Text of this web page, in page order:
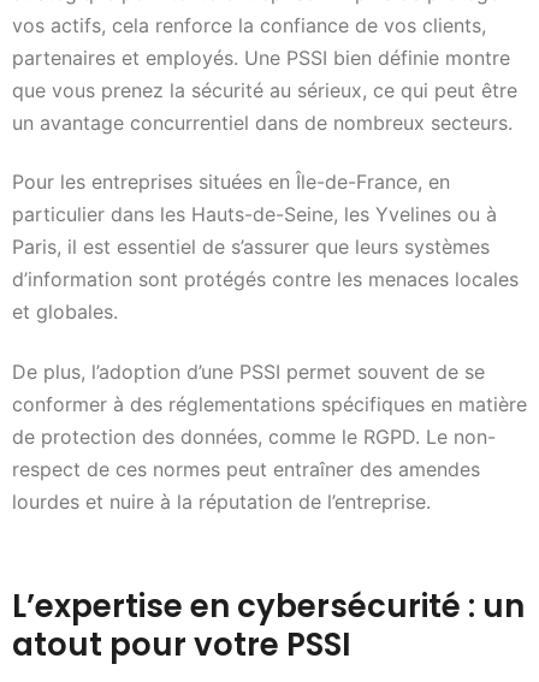
vos actifs, cela renforce la confiance de vos clients,
partenaires et employés. Une PSSI bien définie montre
que vous prenez la sécurité au sérieux, ce qui peut être
un avantage concurrentiel dans de nombreux secteurs.
Pour les entreprises situées en Île-de-France, en
particulier dans les Hauts-de-Seine, les Yvelines ou à
Paris, il est essentiel de s’assurer que leurs systèmes
d’information sont protégés contre les menaces locales
et globales.
De plus, l’adoption d’une PSSI permet souvent de se
conformer à des réglementations spécifiques en matière
de protection des données, comme le RGPD. Le non-
respect de ces normes peut entraîner des amendes
lourdes et nuire à la réputation de l’entreprise.
L’expertise en cybersécurité : un
atout pour votre PSSI